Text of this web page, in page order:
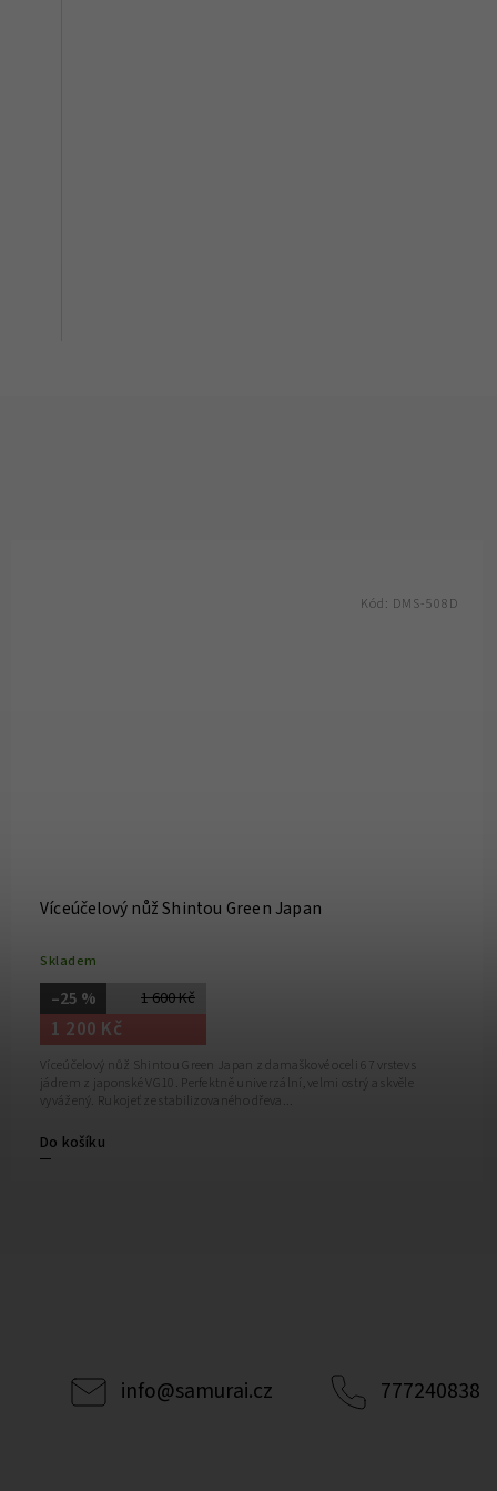
Víceúčelový nůž Shintou Green Japan
Skladem
1 600 Kč
–25 %
1 200 Kč
Do košíku
Víceúčelový nůž Shintou Green Japan z damaškové oceli 67 vrstev s
jádrem z japonské VG10. Perfektně univerzální, velmi ostrý a skvěle
vyvážený. Rukojeť ze stabilizovaného dřeva...
Kód: DMS-508D
info@samurai.cz 777240838